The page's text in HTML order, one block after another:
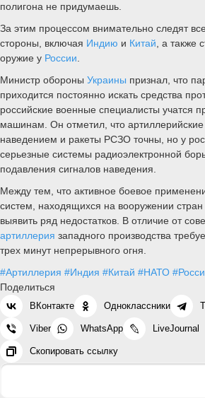
полигона не придумаешь.
За этим процессом внимательно следят
стороны, включая Индию и Китай , а также
оружие у России
Министр обороны Украины признал, что
приходится постоянно искать средства
российские военные специалисты учатся
машинам. Он отметил, что
наведением и ракеты РСЗО точны, но у
серьезные системы радиоэлектронной
подавления сигналов наведения.
Между тем, что активное боевое
систем, находящихся на вооружении стран
выявить ряд недостатков. В отличие от
артиллерия западного производства
трех минут непрерывного огня.
#Артиллерия #Индия #Китай #НАТО
Поделиться
ВКонтакте Одноклассники
Viber WhatsApp LiveJournal
Скопировать ссылку